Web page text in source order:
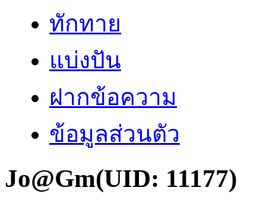
ทักทาย
แบ่งปัน
ฝากข้อความ
ข้อมูลส่วนตัว
Jo@Gm(UID: 11177)